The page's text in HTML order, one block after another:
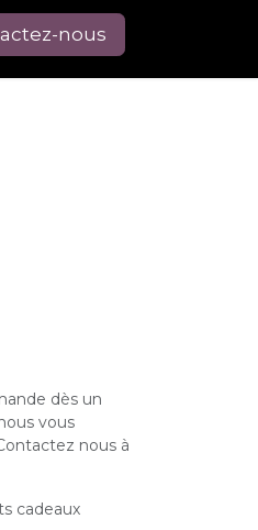
nous
dès un
vous
nous à
cadeaux